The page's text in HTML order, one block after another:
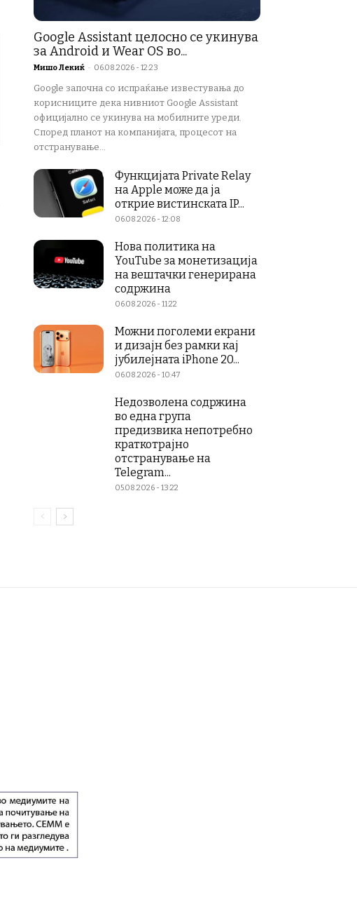
Google Assistant целосно се укинува
за Android и Wear OS во...
Мишо Лекиќ - 06.08.2026 - 12:23
Google започна со испраќање известувања до
корисниците дека нивниот Google Assistant
официјално се укинува на мобилните уреди.
Според планот на компанијата, процесот на
отстранување...
Функцијата Private Relay
на Apple може да ја
открие вистинската IP...
06.08.2026 - 12:08
Нова политика на
YouTube за монетизација
на вештачки генерирана
содржина
06.08.2026 - 11:22
Можни поголеми екрани
и дизајн без рамки кај
јубилејната iPhone 20...
06.08.2026 - 10:47
Недозволена содржина
во една група
предизвика непотребно
краткотрајно
отстранување на
Telegram...
05.08.2026 - 13:22